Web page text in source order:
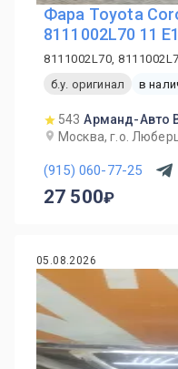
Фара Toyota
8111002L70 11
8111002L70,
б.у. оригинал
в
543 Арманд-Авто
Москва, г.о.
(915) 060-77-25
27 500
05.08.2026